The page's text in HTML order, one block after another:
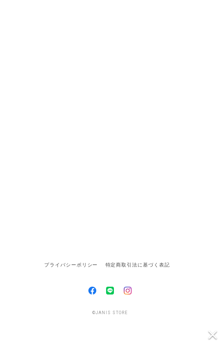
プライバシーポリシー 特定商取引法に基づく表記
©JANIS STORE